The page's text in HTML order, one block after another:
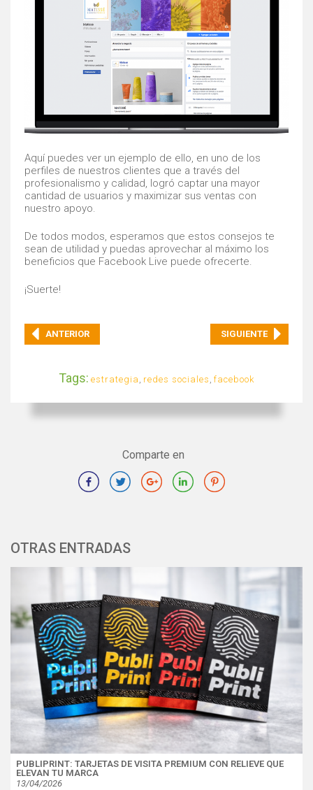
Aquí puedes ver un ejemplo de ello, en uno de los
perfiles de nuestros clientes que a través del
profesionalismo y calidad, logró captar una mayor
cantidad de usuarios y maximizar sus ventas con
nuestro apoyo.
De todos modos, esperamos que estos consejos te
sean de utilidad y puedas aprovechar al máximo los
beneficios que Facebook Live puede ofrecerte.
¡Suerte!
ANTERIOR SIGUIENTE
Tags: estrategia , redes sociales , facebook
Comparte en
OTRAS ENTRADAS
PUBLIPRINT: TARJETAS DE VISITA PREMIUM CON RELIEVE QUE
ELEVAN TU MARCA
13/04/2026